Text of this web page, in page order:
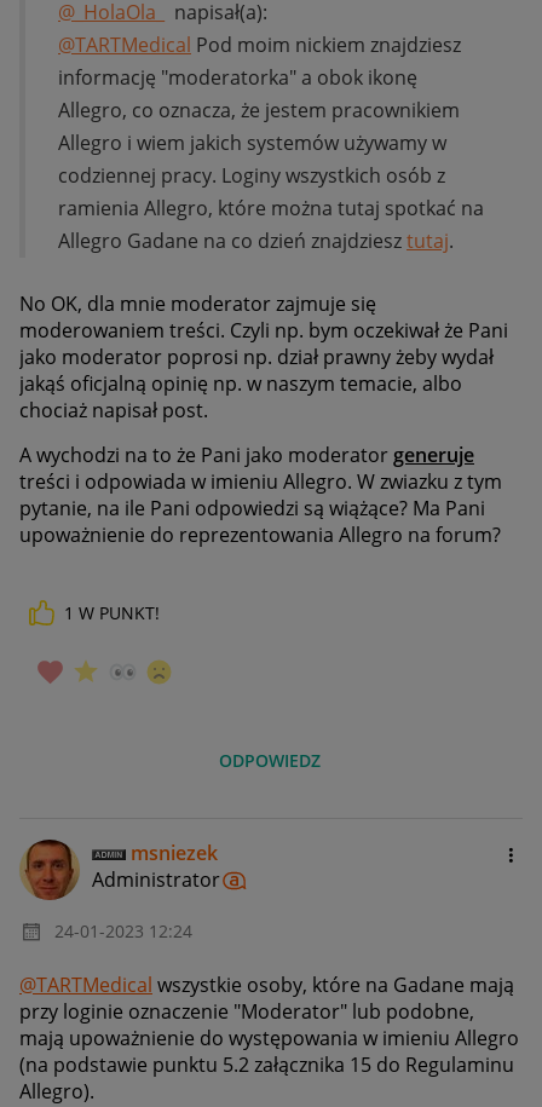
@_HolaOla_
napisał(a):
@TARTMedical Pod moim nickiem znajdziesz
informację "moderatorka" a obok ikonę
Allegro, co oznacza, że jestem pracownikiem
Allegro i wiem jakich systemów używamy w
codziennej pracy. Loginy wszystkich osób z
ramienia Allegro, które można tutaj spotkać na
Allegro Gadane na co dzień znajdziesztutaj.
No OK, dla mnie moderator zajmuje się
moderowaniem treści. Czyli np. bym oczekiwał że Pani
jako moderator poprosi np. dział prawny żeby wydał
jakąś oficjalną opinię np. w naszym temacie, albo
chociaż napisał post.
A wychodzi na to że Pani jako moderator generuje
treści i odpowiada w imieniu Allegro. W zwiazku z tym
pytanie, na ile Pani odpowiedzi są wiążące? Ma Pani
upoważnienie do reprezentowania Allegro na forum?
1 W PUNKT!
ODPOWIEDZ
msniezek
Administrator
‎24-01-2023 12:24
@TARTMedical wszystkie osoby, które na Gadane mają
przy loginie oznaczenie "Moderator" lub podobne,
mają upoważnienie do występowania w imieniu Allegro
(na podstawie punktu 5.2 załącznika 15 do Regulaminu
Allegro).